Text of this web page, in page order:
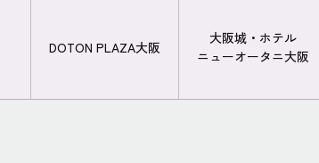
DOTON PLAZA大阪
大阪城・ホテル
ニューオータニ大阪